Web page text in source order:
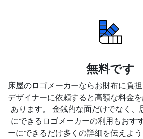
無料です
床屋のロゴメ ーカーならお財布に負担
デザイナーに依頼すると高額な料金
あります。 金銭的な面だけでなく、
にできるロゴメーカーの利用もおす
ーにできるだけ多くの詳細を伝えよ